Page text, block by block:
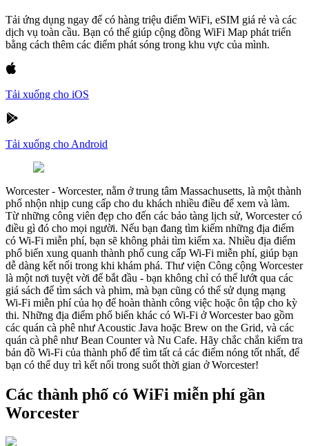
Tải ứng dụng ngay để có hàng triệu điểm WiFi, eSIM giá rẻ và các
dịch vụ toàn cầu. Bạn có thể giúp cộng đồng WiFi Map phát triển
bằng cách thêm các điểm phát sóng trong khu vực của mình.
Tải xuống cho iOS
Tải xuống cho Android
Worcester- Worcester, nằm ở trung tâm Massachusetts, là một thành
phố nhộn nhịp cung cấp cho du khách nhiều điều để xem và làm.
Từ những công viên đẹp cho đến các bảo tàng lịch sử, Worcester có
điều gì đó cho mọi người. Nếu bạn đang tìm kiếm những địa điểm
có Wi-Fi miễn phí, bạn sẽ không phải tìm kiếm xa. Nhiều địa điểm
phổ biến xung quanh thành phố cung cấp Wi-Fi miễn phí, giúp bạn
dễ dàng kết nối trong khi khám phá. Thư viện Công cộng Worcester
là một nơi tuyệt vời để bắt đầu - bạn không chỉ có thể lướt qua các
giá sách để tìm sách và phim, mà bạn cũng có thể sử dụng mạng
Wi-Fi miễn phí của họ để hoàn thành công việc hoặc ôn tập cho kỳ
thi. Những địa điểm phổ biến khác có Wi-Fi ở Worcester bao gồm
các quán cà phê như Acoustic Java hoặc Brew on the Grid, và các
quán cà phê như Bean Counter và Nu Cafe. Hãy chắc chắn kiểm tra
bản đồ Wi-Fi của thành phố để tìm tất cả các điểm nóng tốt nhất, để
bạn có thể duy trì kết nối trong suốt thời gian ở Worcester!
Các thành phố có WiFi miễn phí gần
Worcester